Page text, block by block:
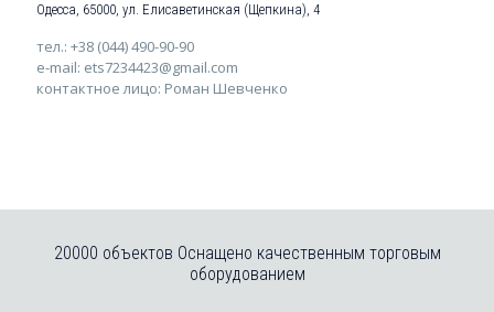
Одесса, 65000, ул. Елисаветинская (Щепкина), 4
тел.: +38 (044) 490-90-90
e-mail: ets7234423@gmail.com
контактное лицо: Роман Шевченко
20000 объектов Оснащено качественным торговым
оборудованием